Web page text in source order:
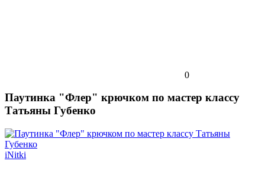
0
Паутинка "Флер" крючком по мастер классу
Татьяны Губенко
iNitki